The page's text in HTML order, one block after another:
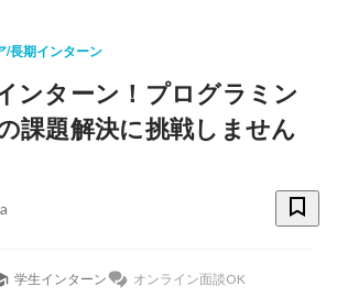
/長期インターン
ンターン！プログラミン
課題解決に挑戦しません
学生インターン オンライン面談OK